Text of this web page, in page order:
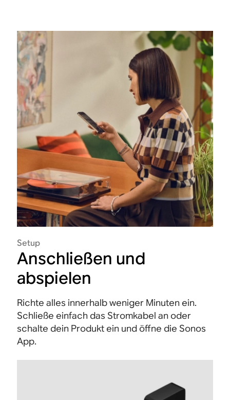
Setup
Anschließen und
abspielen
Richte alles innerhalb weniger Minuten ein.
Schließe einfach das Stromkabel an oder
schalte dein Produkt ein und öffne die Sonos
App.